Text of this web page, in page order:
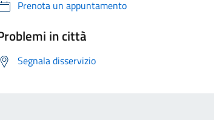
Prenota un appuntamento
in città
Segnala disservizio